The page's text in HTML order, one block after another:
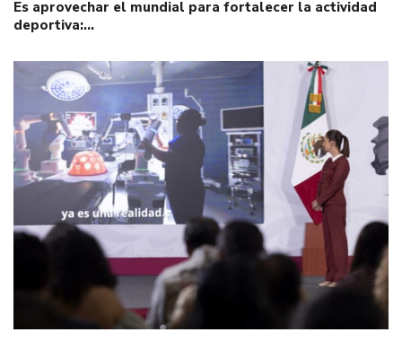
Es aprovechar el mundial para fortalecer la actividad
deportiva:…